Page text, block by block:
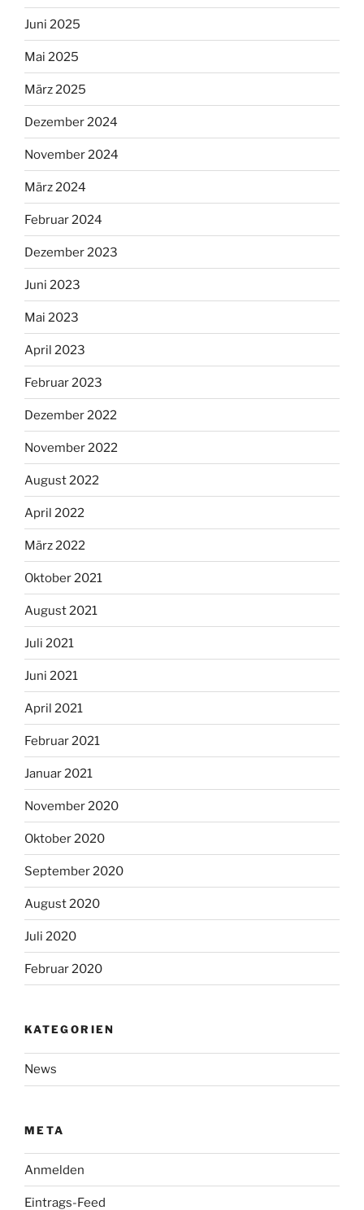
Juni 2025
Mai 2025
März 2025
Dezember 2024
November 2024
März 2024
Februar 2024
Dezember 2023
Juni 2023
Mai 2023
April 2023
Februar 2023
Dezember 2022
November 2022
August 2022
April 2022
März 2022
Oktober 2021
August 2021
Juli 2021
Juni 2021
April 2021
Februar 2021
Januar 2021
November 2020
Oktober 2020
September 2020
August 2020
Juli 2020
Februar 2020
KATEGORIEN
News
META
Anmelden
Eintrags-Feed